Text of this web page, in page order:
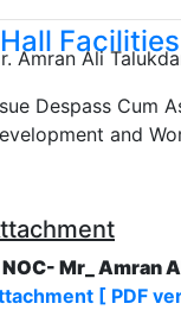
Hall Facilities
Amran Ali
Despass Cum
and
NOC- Mr_ Amran
[ PDF